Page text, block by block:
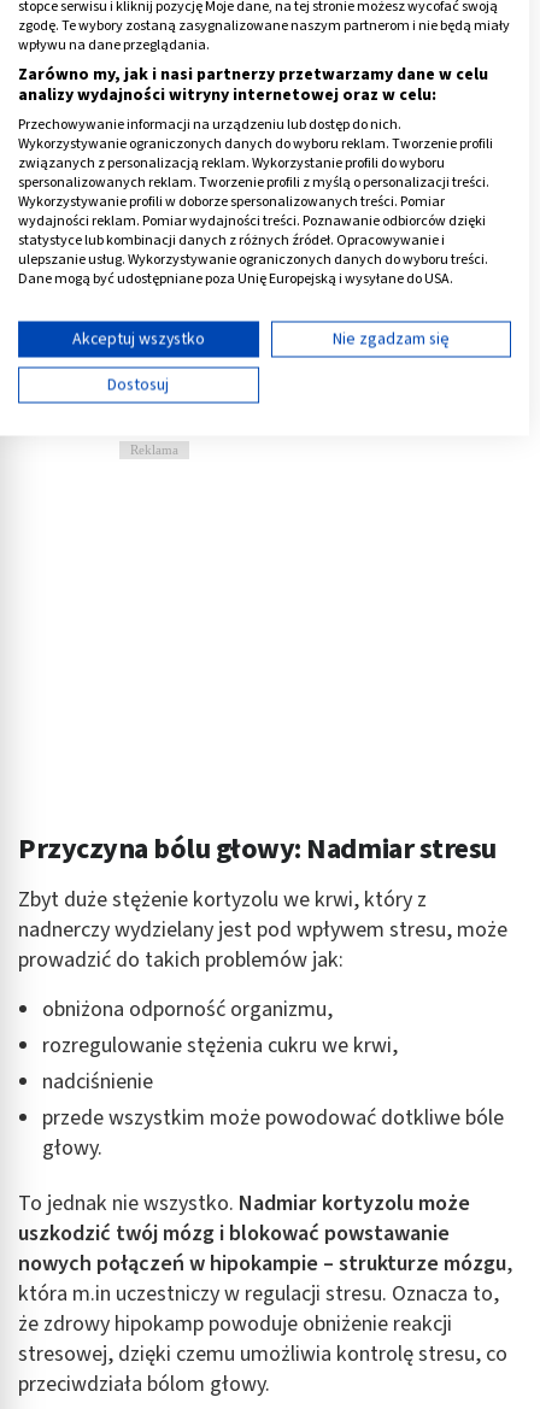
Uraz powodujący wstrząs miękkiego jak żelowy
cukierek mózgu, może być przyczyną poważnych
uszkodzeń tego organu.
W razie ciosu w głowę mózg nie ma gdzie się cofnąć,
więc uderza o ścianę czaszki, a grzebienie ostre jak
nóż, tną delikatne naczynia krwionośne.
Może to prowadzić do ciężkich powikłań, których
pierwszym sygnałem jest ból głowy.
W związku z tym za każdym razem, gdy uprawiasz
sport, pamiętaj o zabezpieczeniu swojej głowy
odpowiednio dobranym kaskiem tak, aby
zminimalizować ryzyko uszkodzenia mózgu.
Reklama
Przyczyna bólu głowy: Nadmiar stresu
Zbyt duże stężenie kortyzolu we krwi, który z
nadnerczy wydzielany jest pod wpływem stresu, może
prowadzić do takich problemów jak:
obniżona odporność organizmu,
rozregulowanie stężenia cukru we krwi,
nadciśnienie
przede wszystkim może powodować dotkliwe bóle
głowy.
To jednak nie wszystko. Nadmiar kortyzolu może
uszkodzić twój mózg i blokować powstawanie
nowych połączeń w hipokampie – strukturze mózgu,
która m.in uczestniczy w regulacji stresu. Oznacza to,
że zdrowy hipokamp powoduje obniżenie reakcji
stresowej, dzięki czemu umożliwia kontrolę stresu, co
przeciwdziała bólom głowy.
stopce serwisu i kliknij pozycję Moje dane, na tej stronie możesz wycofać swoją
zgodę. Te wybory zostaną zasygnalizowane naszym partnerom i nie będą miały
wpływu na dane przeglądania.
Zarówno my, jak i nasi partnerzy przetwarzamy dane w celu
analizy wydajności witryny internetowej oraz w celu:
Przechowywanie informacji na urządzeniu lub dostęp do nich.
Wykorzystywanie ograniczonych danych do wyboru reklam. Tworzenie profili
związanych z personalizacją reklam. Wykorzystanie profili do wyboru
spersonalizowanych reklam. Tworzenie profili z myślą o personalizacji treści.
Wykorzystywanie profili w doborze spersonalizowanych treści. Pomiar
wydajności reklam. Pomiar wydajności treści. Poznawanie odbiorców dzięki
statystyce lub kombinacji danych z różnych źródeł. Opracowywanie i
ulepszanie usług. Wykorzystywanie ograniczonych danych do wyboru treści.
Dane mogą być udostępniane poza Unię Europejską i wysyłane do USA.
Wyświetl listę partnerów (11 dostawców IAB)
Używamy Twoich danych w następujących celach:
Cele przetwarzania IAB:
Przechowywanie informacji na urządzeniu lub
dostęp do nich
Pomiar efektywności reklam
Rozumienie odbiorców dzięki statystyce lub
kombinacji danych z różnych źródeł
Rozwój i ulepszanie usług
Wykorzystywanie ograniczonych danych do
wyboru treści
Funkcje specjalne IAB:
Użycie dokładnych danych geolokalizacyjnych
Identyfikowanie urządzeń na podstawie
aktywnie żądanych informacji
Cele przetwarzania inne niż IAB:
Niezbędne
Wydajność (Performance)
Reklama / śledzenie
Akceptuj wszystko
Nie zgadzam się
Dostosuj